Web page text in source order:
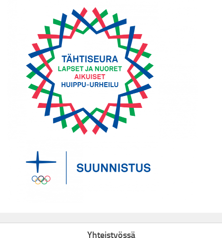
Yhteistyössä